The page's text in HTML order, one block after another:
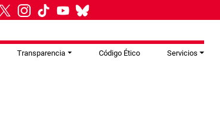
Transparencia Código Ético Servicios